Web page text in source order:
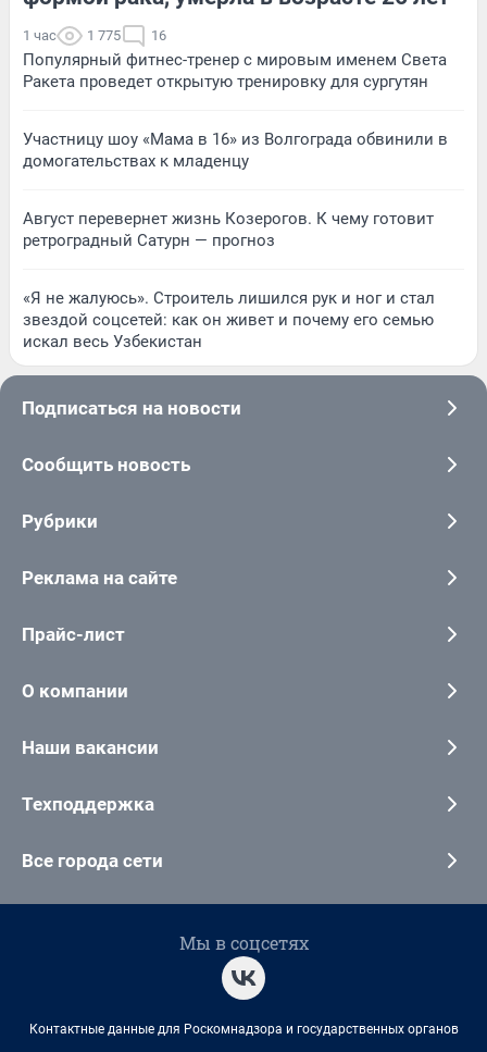
1 час 1 775 16
Популярный фитнес-тренер с мировым именем Света
Ракета проведет открытую тренировку для сургутян
Участницу шоу «Мама в 16» из Волгограда обвинили в
домогательствах к младенцу
Август перевернет жизнь Козерогов. К чему готовит
ретроградный Сатурн — прогноз
«Я не жалуюсь». Строитель лишился рук и ног и стал
звездой соцсетей: как он живет и почему его семью
искал весь Узбекистан
Подписаться на новости
Сообщить новость
Рубрики
Реклама на сайте
Прайс-лист
О компании
Наши вакансии
Техподдержка
Все города сети
Мы в соцсетях
Контактные данные для Роскомнадзора и государственных органов